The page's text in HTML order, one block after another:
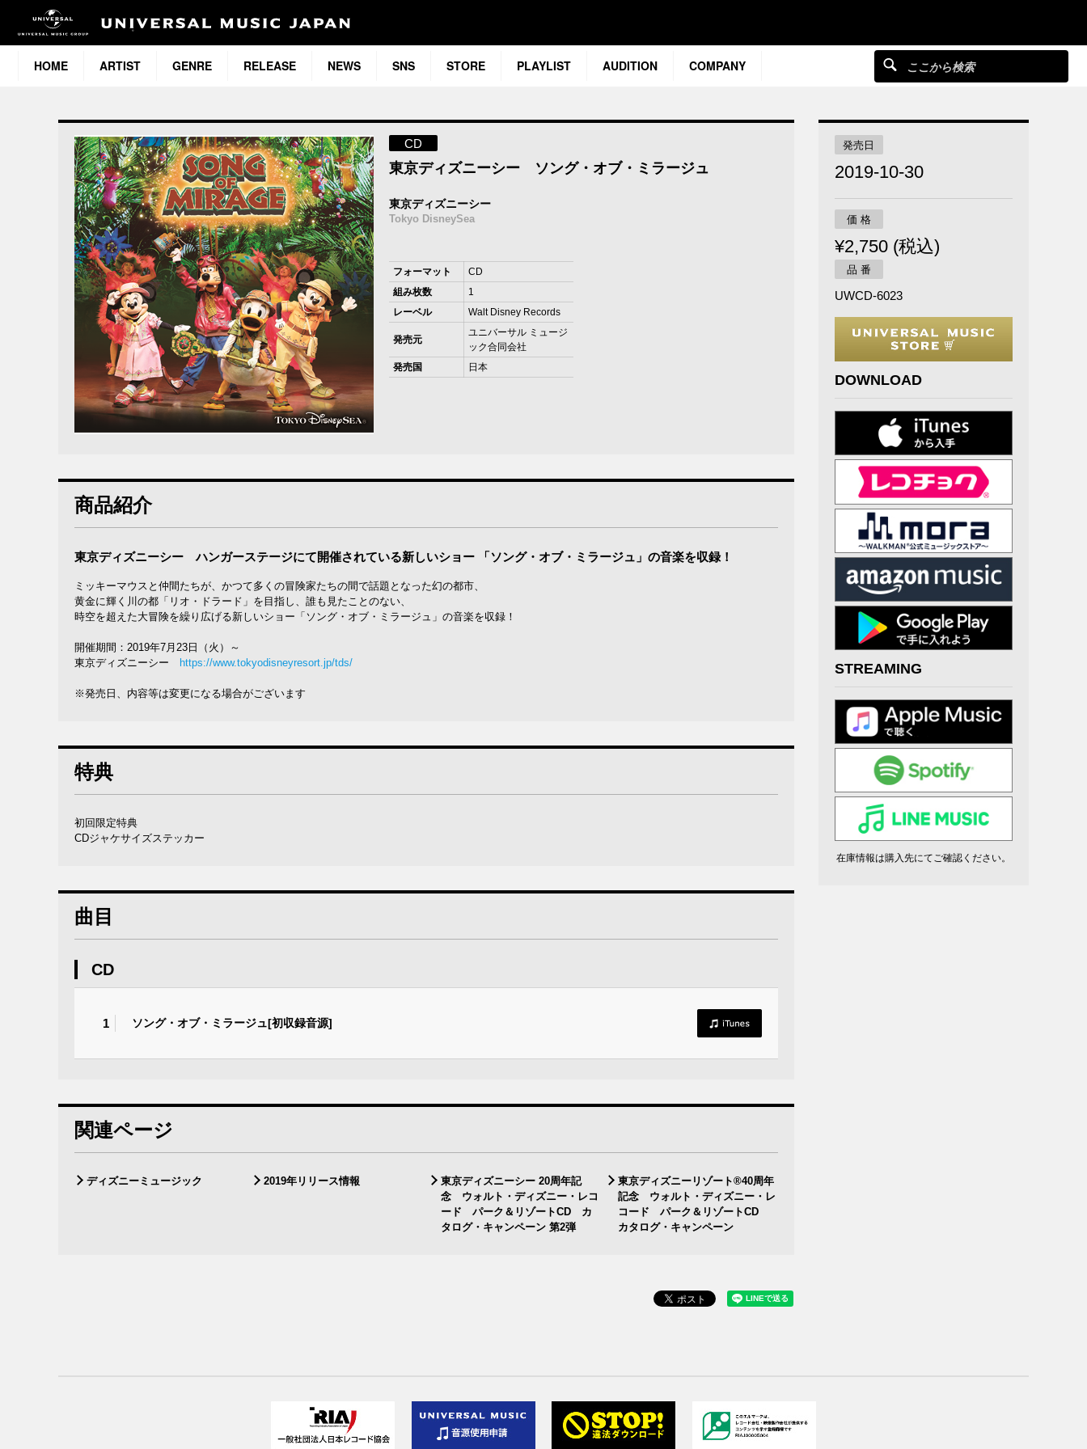
HOME ARTIST GENRE RELEASE NEWS SNS STORE PLAYLIST AUDITION COMPANY
CD
東京ディズニーシー ソング・オブ・ミラージュ
東京ディズニーシー
Tokyo DisneySea
フォーマット
CD
組み枚数
1
レーベル
Walt Disney Records
発売元
ユニバーサル ミュージ
ック合同会社
発売国
日本
商品紹介
東京ディズニーシー ハンガーステージにて開催されている新しいショー 「ソング・オブ・ミラージュ」の音楽を収録！
ミッキーマウスと仲間たちが、かつて多くの冒険家たちの間で話題となった幻の都市、
黄金に輝く川の都「リオ・ドラード」を目指し、誰も見たことのない、
時空を超えた大冒険を繰り広げる新しいショー「ソング・オブ・ミラージュ」の音楽を収録！
開催期間：2019年7月23日（火）～
東京ディズニーシー
https://www.tokyodisneyresort.jp/tds/
※発売日、内容等は変更になる場合がございます
特典
初回限定特典
CDジャケサイズステッカー
曲目
CD
1 ソング・オブ・ミラージュ[初収録音源]
関連ページ
ディズニーミュージック 2019年リリース情報
東京ディズニーシー 20周年記
念 ウォルト・ディズニー・レコ
ード パーク＆リゾートCD カ
タログ・キャンペーン 第2弾
東京ディズニーリゾート®40周年
記念 ウォルト・ディズニー・レ
コード パーク＆リゾートCD
カタログ・キャンペーン
発売日
2019-10-30
価 格
¥2,750 (税込)
品 番
UWCD-6023
DOWNLOAD
STREAMING
在庫情報は購入先にてご確認ください。